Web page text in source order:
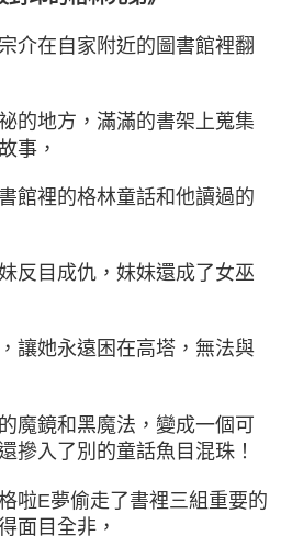
介在自家附近的圖書館裡翻
的地方，滿滿的書架上蒐集
事，
館裡的格林童話和他讀過的
反目成仇，妹妹還成了女巫
讓她永遠困在高塔，無法與
魔鏡和黑魔法，變成一個可
摻入了別的童話魚目混珠！
啦E夢偷走了書裡三組重要的
面目全非，